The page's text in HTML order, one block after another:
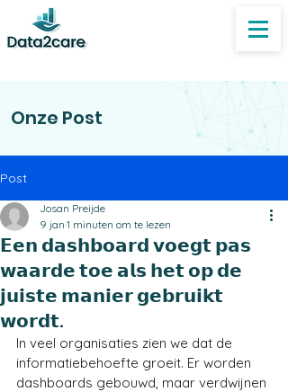
Onze Post
Post
𝗘𝗲𝗻 𝗱𝗮𝘀𝗵𝗯𝗼𝗮𝗿𝗱 𝘃𝗼𝗲𝗴𝘁 𝗽𝗮𝘀
𝘄𝗮𝗮𝗿𝗱𝗲 𝘁𝗼𝗲 𝗮𝗹𝘀 𝗵𝗲𝘁 𝗼𝗽 𝗱𝗲
𝗷𝘂𝗶𝘀𝘁𝗲 𝗺𝗮𝗻𝗶𝗲𝗿 𝗴𝗲𝗯𝗿𝘂𝗶𝗸𝘁
𝘄𝗼𝗿𝗱𝘁.
Josan Preijde
9 jan 1 minuten om te lezen
In veel organisaties zien we dat de
informatiebehoefte groeit. Er worden
dashboards gebouwd, maar verdwijnen